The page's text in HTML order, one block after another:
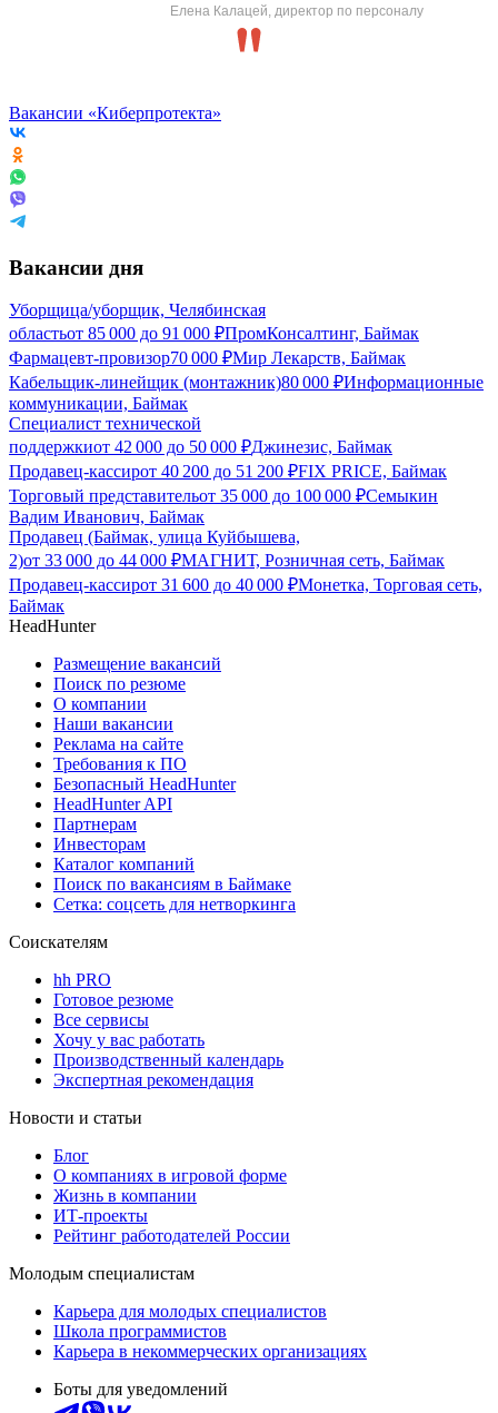
Елена Калацей, директор по персоналу
Вакансии «Киберпротекта»
Вакансии дня
Уборщица/уборщик, Челябинская
областьот 85 000 до 91 000 ₽ПромКонсалтинг, Баймак
Фармацевт-провизор70 000 ₽Мир Лекарств, Баймак
Кабельщик-линейщик (монтажник)80 000 ₽Информационные
коммуникации, Баймак
Специалист технической
поддержкиот 42 000 до 50 000 ₽Джинезис, Баймак
Продавец-кассирот 40 200 до 51 200 ₽FIX PRICE, Баймак
Торговый представительот 35 000 до 100 000 ₽Семыкин
Вадим Иванович, Баймак
Продавец (Баймак, улица Куйбышева,
2)от 33 000 до 44 000 ₽МАГНИТ, Розничная сеть, Баймак
Продавец-кассирот 31 600 до 40 000 ₽Монетка, Торговая сеть,
Баймак
HeadHunter
Размещение вакансий
Поиск по резюме
О компании
Наши вакансии
Реклама на сайте
Требования к ПО
Безопасный HeadHunter
HeadHunter API
Партнерам
Инвесторам
Каталог компаний
Поиск по вакансиям в Баймаке
Сетка: соцсеть для нетворкинга
Соискателям
hh PRO
Готовое резюме
Все сервисы
Хочу у вас работать
Производственный календарь
Экспертная рекомендация
Новости и статьи
Блог
О компаниях в игровой форме
Жизнь в компании
ИТ-проекты
Рейтинг работодателей России
Молодым специалистам
Карьера для молодых специалистов
Школа программистов
Карьера в некоммерческих организациях
Боты для уведомлений